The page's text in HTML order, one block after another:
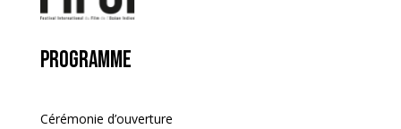
Programme
Cérémonie d’ouverture